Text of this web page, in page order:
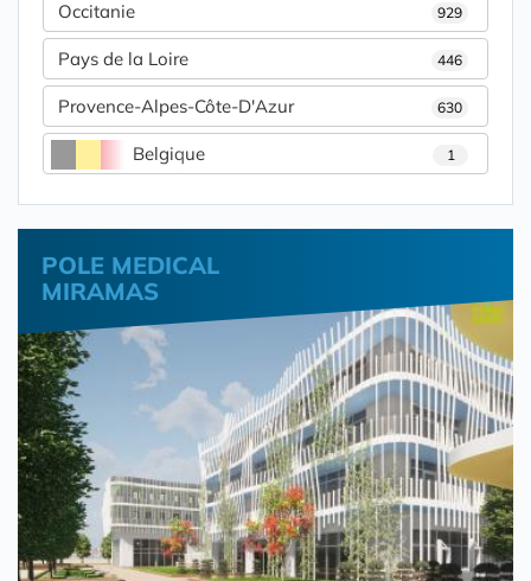
Occitanie 929
Pays de la Loire 446
Provence-Alpes-Côte-D'Azur 630
Belgique 1
POLE MEDICAL
MIRAMAS